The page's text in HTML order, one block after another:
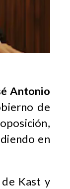
Antonio
de
en
Kast y